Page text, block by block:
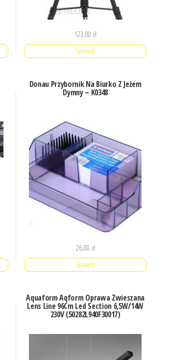
123,00 zł
Sprawdź
Donau Przybornik Na Biurko Z Jeżem
Dymny – K0348
26,00 zł
Sprawdź
Aquaform Aqform Oprawa Zwieszana
Lens Line 96Cm Led Section 6,5W/14W
230V (50282L940F30017)